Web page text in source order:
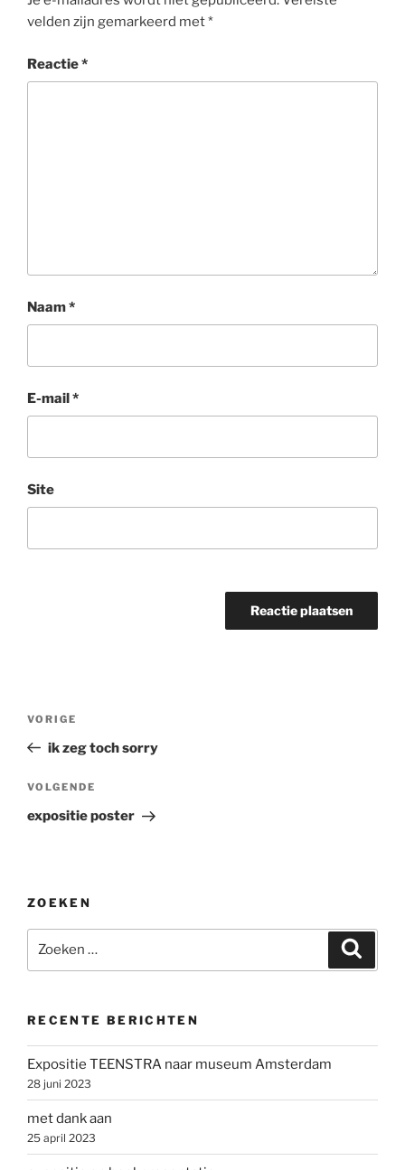
velden zijn gemarkeerd met*
Reactie*
Naam*
E-mail*
Site
Vorig
bericht
VORIGE
ik zeg toch sorry
Volgend
bericht
VOLGENDE
expositie poster
ZOEKEN
naar:
RECENTE BERICHTEN
Expositie TEENSTRA naar museum Amsterdam
28 juni 2023
met dank aan
25 april 2023